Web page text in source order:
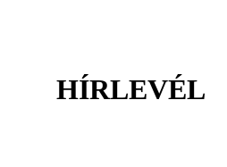
HÍRLEVÉL